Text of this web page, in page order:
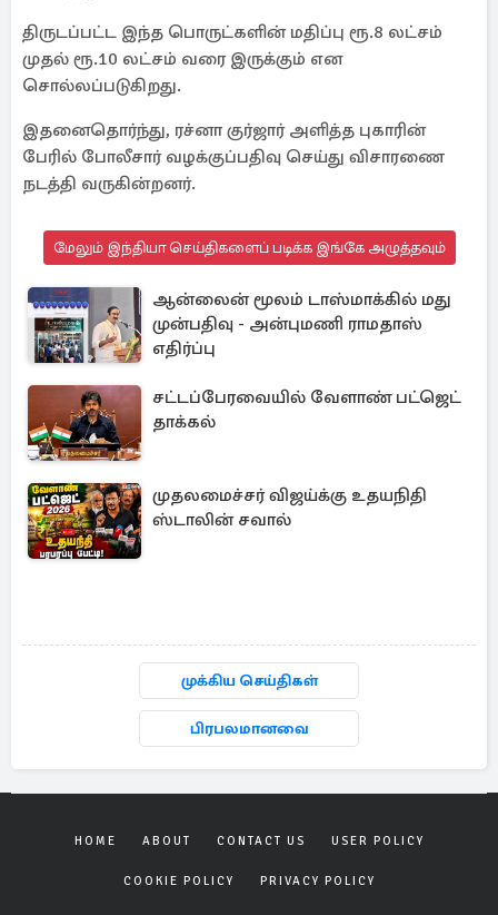
திருடப்பட்ட இந்த பொருட்களின் மதிப்பு ரூ.8 லட்சம்
முதல் ரூ.10 லட்சம் வரை இருக்கும் என
சொல்லப்படுகிறது.
இதனைதொர்ந்து, ரச்னா குர்ஜார் அளித்த புகாரின்
பேரில் போலீசார் வழக்குப்பதிவு செய்து விசாரணை
நடத்தி வருகின்றனர்.
மேலும் இந்தியா செய்திகளைப் படிக்க இங்கே அழுத்தவும்
ஆன்லைன் மூலம் டாஸ்மாக்கில் மது
முன்பதிவு - அன்புமணி ராமதாஸ்
எதிர்ப்பு
சட்டப்பேரவையில் வேளாண் பட்ஜெட்
தாக்கல்
முதலமைச்சர் விஜய்க்கு உதயநிதி
ஸ்டாலின் சவால்
முக்கிய செய்திகள்
பிரபலமானவை
HOME ABOUT CONTACT US USER POLICY
COOKIE POLICY PRIVACY POLICY